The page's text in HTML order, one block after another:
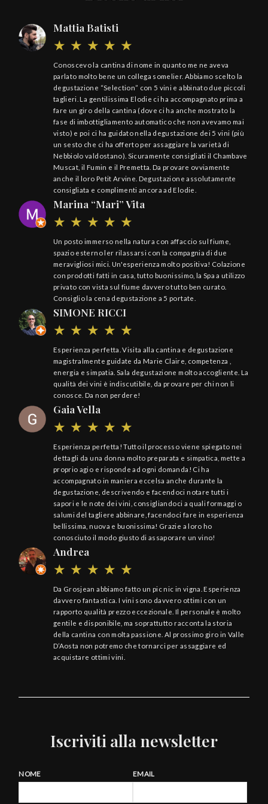
Mattia Batisti
Conoscevo la cantina di nome in quanto me ne aveva
parlato molto bene un collega somelier. Abbiamo scelto la
degustazione “Selection” con 5 vini e abbinato due piccoli
taglieri. La gentilissima Elodie ci ha accompagnato prima a
fare un giro della cantina (dove ci ha anche mostrato la
fase di imbottigliamento automatico che non avevamo mai
visto) e poi ci ha guidato nella degustazione dei 5 vini (più
un sesto che ci ha offerto per assaggiare la varietà di
Nebbiolo valdostano). Sicuramente consigliati il Chambave
Muscat, il Fumin e il Premetta. Da provare ovviamente
anche il loro Petit Arvine. Degustazione assolutamente
consigliata e complimenti ancora ad Elodie.
Marina “Mari” Vita
Un posto immerso nella natura con affaccio sul fiume,
spazio esterno ler rilassarsi con la compagnia di due
meravigliosi mici. Un'esperienza molto positiva! Colazione
con prodotti fatti in casa, tutto buonissimo, la Spa a utilizzo
privato con vista sul fiume davvero tutto ben curato.
Consiglio la cena degustazione a 5 portate.
SIMONE RICCI
Esperienza perfetta. Visita alla cantina e degustazione
magistralmente guidate da Marie Claire, competenza ,
energia e simpatia. Sala degustazione molto accogliente. La
qualità dei vini è indiscutibile, da provare per chi non li
conosce. Da non perdere!
Gaia Vella
Esperienza perfetta! Tutto il processo viene spiegato nei
dettagli da una donna molto preparata e simpatica, mette a
proprio agio e risponde ad ogni domanda! Ci ha
accompagnato in maniera eccelsa anche durante la
degustazione, descrivendo e facendoci notare tutti i
sapori e le note dei vini, consigliandoci a quali formaggi o
salumi del tagliere abbinare, facendoci fare in esperienza
bellissima, nuova e buonissima! Grazie a loro ho
conosciuto il modo giusto di assaporare un vino!
Andrea
Da Grosjean abbiamo fatto un pic nic in vigna. Esperienza
davvero fantastica. I vini sono davvero ottimi con un
rapporto qualità prezzo eccezionale. Il personale è molto
gentile e disponibile, ma soprattutto racconta la storia
della cantina con molta passione. Al prossimo giro in Valle
D’Aosta non potremo che tornarci per assaggiare ed
acquistare ottimi vini.
Iscriviti alla newsletter
NOME EMAIL